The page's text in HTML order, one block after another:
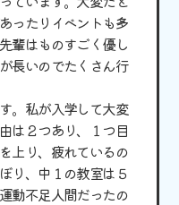
ったりイベントも多
輩はものすごく優し
長いのでたくさん行
。私が入学して大変
は２つあり、１つ目
上り、疲れているの
り、中１の教室は５
動不足人間だったの